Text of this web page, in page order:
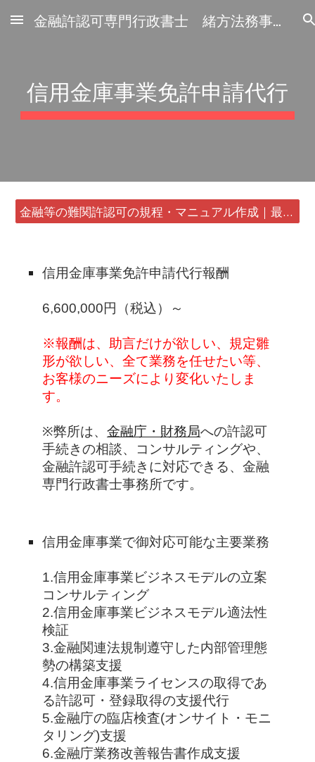
Skip to main content Skip to navigation
金融許認可専門行政書士 緒方法務事務所
信用金庫事業免許申請代行
金融等の難関許認可の規程・マニュアル作成｜最短24時間・書類1通から
信用金庫事業免許申請代行報酬
6,600,000円（税込）～
※報酬は、助言だけが欲しい、規定雛
形が欲しい、全て業務を任せたい等、
お客様のニーズにより変化いたしま
す。
※弊所は、金融庁・財務局への許認可
手続きの相談、コンサルティングや、
金融許認可手続きに対応できる、金融
専門行政書士事務所です。
信用金庫事業で御対応可能な主要業務
1.信用金庫事業ビジネスモデルの立案
コンサルティング
2.信用金庫事業ビジネスモデル適法性
検証
3.金融関連法規制遵守した内部管理態
勢の構築支援
4.信用金庫事業ライセンスの取得であ
る許認可・登録取得の支援代行
5.金融庁の臨店検査(オンサイト・モニ
タリング)支援
6.金融庁業務改善報告書作成支援